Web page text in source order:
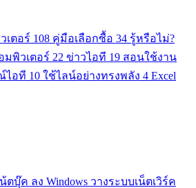
เตอร์ 108 คู่มือเลือกซื้อ 34 รู้หรือไม่?
พิวเตอร์ 22 ข่าวไอที 19 สอนใช้งาน
ไอที 10 ใช้ไลน์อย่างทรงพลัง 4 Excel
ตบุ๊ค ลง Windows วางระบบเน็ตเวิร์ค